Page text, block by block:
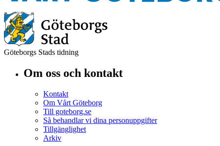
Göteborgs Stads tidning
Om oss och kontakt
Kontakt
Om Vårt Göteborg
Till goteborg.se
Så behandlar vi dina personuppgifter
Tillgänglighet
Arkiv